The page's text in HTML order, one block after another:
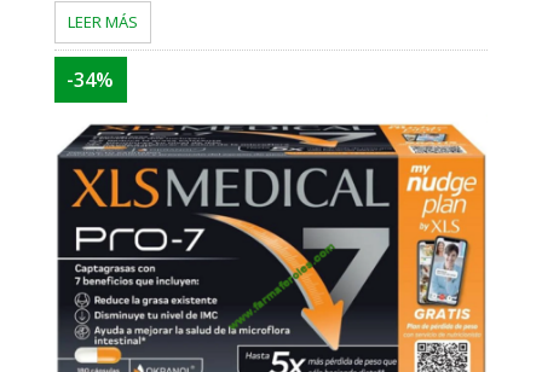
LEER MÁS
-34%